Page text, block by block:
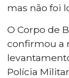
mas não foi
O Corpo de
confirmou a
Polícia